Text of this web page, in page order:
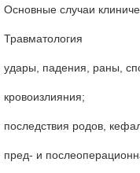
Основные случаи
Травматология
удары, падения, раны,
кровоизлияния;
последствия родов,
пред- и